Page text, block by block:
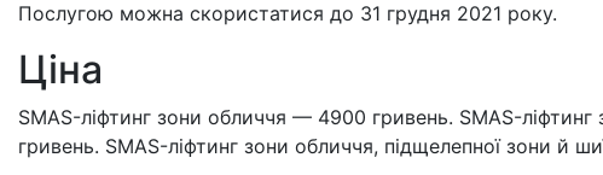
Послугою можна скористатися до 31 грудня 2021 року.
Ціна
SMAS-ліфтинг зони обличчя — 4900 гривень. SMAS-
гривень. SMAS-ліфтинг зони обличчя, підщелепної зони й